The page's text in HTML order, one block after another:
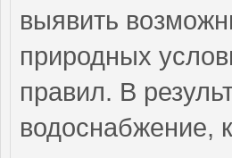
выявить
природных
правил. В
водоснабжение,